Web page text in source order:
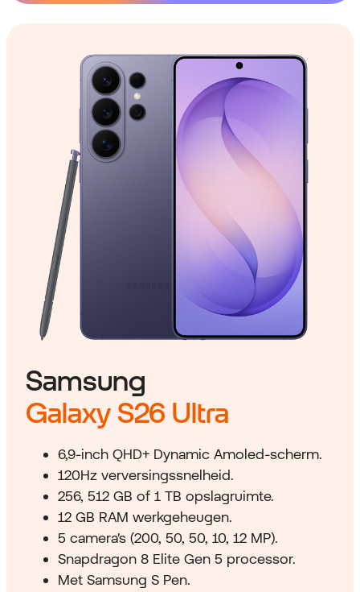
Samsung
Galaxy S26 Ultra
6,9-inch QHD+ Dynamic Amoled-scherm.
120Hz verversingssnelheid.
256, 512 GB of 1 TB opslagruimte.
12 GB RAM werkgeheugen.
5 camera's (200, 50, 50, 10, 12 MP).
Snapdragon 8 Elite Gen 5 processor.
Met Samsung S Pen.